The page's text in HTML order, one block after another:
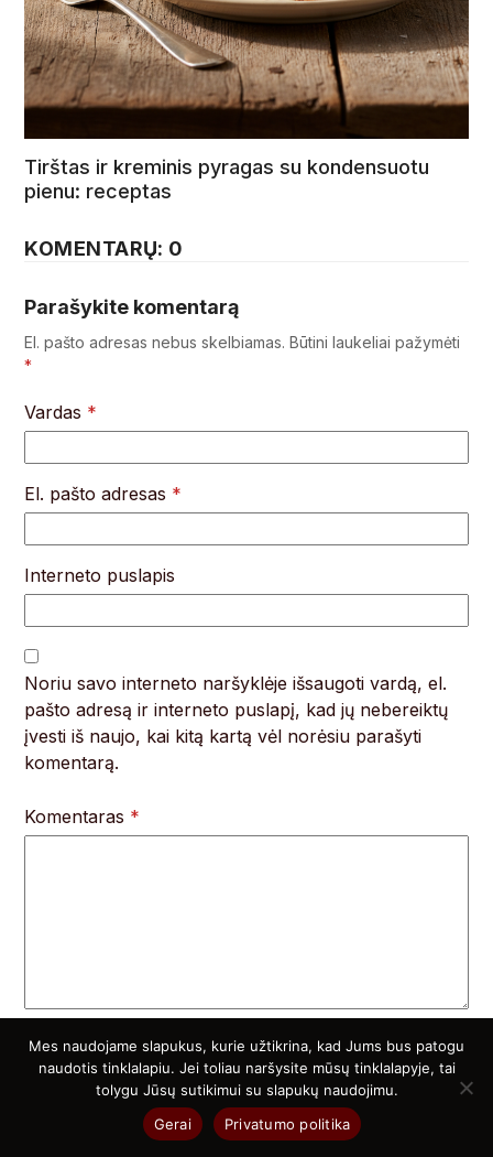
Tirštas ir kreminis pyragas su kondensuotu
pienu: receptas
KOMENTARŲ: 0
Parašykite komentarą
El. pašto adresas nebus skelbiamas. Būtini laukeliai pažymėti
*
Vardas *
El. pašto adresas *
Interneto puslapis
Noriu savo interneto naršyklėje išsaugoti vardą, el.
pašto adresą ir interneto puslapį, kad jų nebereiktų
įvesti iš naujo, kai kitą kartą vėl norėsiu parašyti
komentarą.
Komentaras *
Atsitiktiniai straipsniai
Mes naudojame slapukus, kurie užtikrina, kad Jums bus patogu
naudotis tinklalapiu. Jei toliau naršysite mūsų tinklalapyje, tai
tolygu Jūsų sutikimui su slapukų naudojimu.
Gerai
Privatumo politika